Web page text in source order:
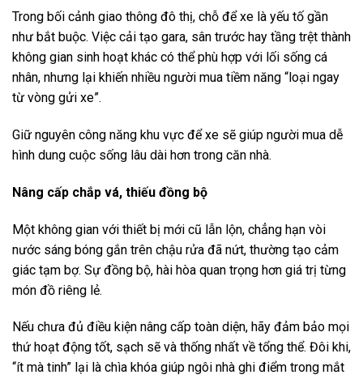
Trong bối cảnh giao thông đô thị, chỗ để xe là yếu tố gần
như bắt buộc. Việc cải tạo gara, sân trước hay tầng trệt thành
không gian sinh hoạt khác có thể phù hợp với lối sống cá
nhân, nhưng lại khiến nhiều người mua tiềm năng “loại ngay
từ vòng gửi xe”.
Giữ nguyên công năng khu vực để xe sẽ giúp người mua dễ
hình dung cuộc sống lâu dài hơn trong căn nhà.
Nâng cấp chắp vá, thiếu đồng bộ
Một không gian với thiết bị mới cũ lẫn lộn, chẳng hạn vòi
nước sáng bóng gắn trên chậu rửa đã nứt, thường tạo cảm
giác tạm bợ. Sự đồng bộ, hài hòa quan trọng hơn giá trị từng
món đồ riêng lẻ.
Nếu chưa đủ điều kiện nâng cấp toàn diện, hãy đảm bảo mọi
thứ hoạt động tốt, sạch sẽ và thống nhất về tổng thể. Đôi khi,
“ít mà tinh” lại là chìa khóa giúp ngôi nhà ghi điểm trong mắt